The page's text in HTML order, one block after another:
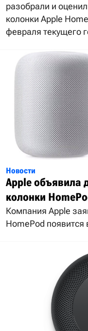
разобрали и
колонки Apple
февраля текущего
Новости
Apple объявила
колонки
Компания Apple
HomePod